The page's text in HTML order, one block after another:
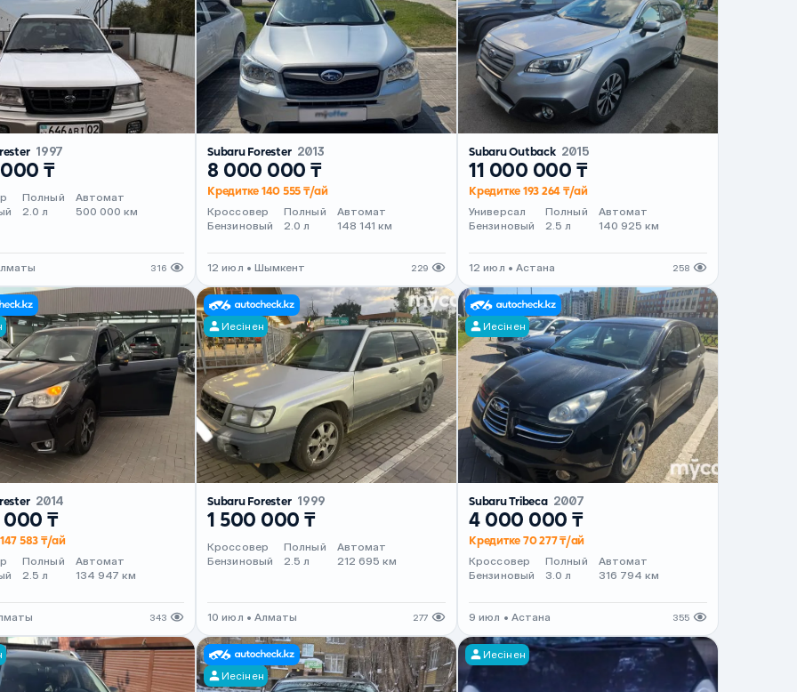
1997
₸
Полный
2.0 л
Автомат
500 000 км
316
Subaru Forester 2013
8 000 000 ₸
Кредитке 140 555 ₸/ай
Кроссовер
Бензиновый
Полный
2.0 л
Автомат
148 141 км
12 июл • Шымкент 229
Subaru Outback 2015
11 000 000 ₸
Кредитке 193 264 ₸/ай
Универсал
Бензиновый
Полный
2.5 л
Автомат
140 925 км
12 июл • Астана 258
2014
000 ₸
583 ₸/ай
Полный
2.5 л
Автомат
134 947 км
343
Иесінен
Subaru Forester 1999
1 500 000 ₸
Кроссовер
Бензиновый
Полный
2.5 л
Автомат
212 695 км
10 июл • Алматы 277
Иесінен
Subaru Tribeca 2007
4 000 000 ₸
Кредитке 70 277 ₸/ай
Кроссовер
Бензиновый
Полный
3.0 л
Автомат
316 794 км
9 июл • Астана 355
Иесінен
Иесінен